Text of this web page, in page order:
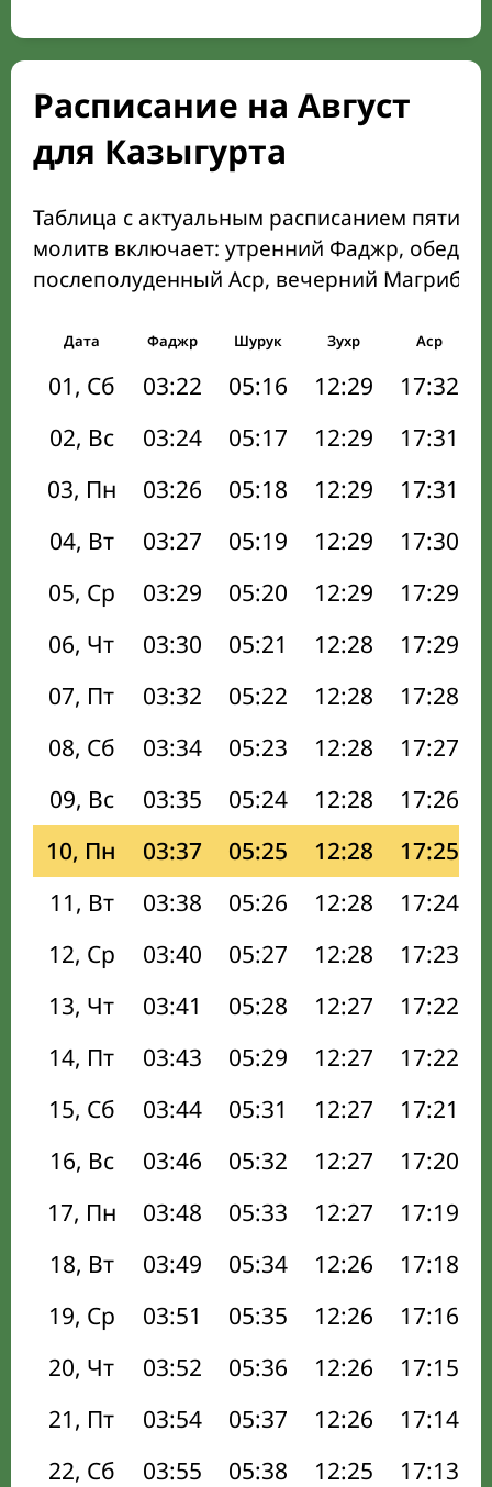
Расписание на Август
для Казыгурта
Таблица с актуальным расписанием пяти
молитв включает: утренний Фаджр,
послеполуденный Аср, вечерний Магриб
Дата Фаджр Шурук Зухр Аср
01, Сб 03:22 05:16 12:29 17:32
02, Вс
03:24 05:17 12:29 17:31
03, Пн
03:26 05:18 12:29 17:31
04, Вт
03:27 05:19 12:29 17:30
05, Ср
03:29 05:20 12:29 17:29
06, Чт
03:30 05:21 12:28 17:29
07, Пт
03:32 05:22 12:28 17:28
08, Сб
03:34 05:23 12:28 17:27
09, Вс
03:35 05:24 12:28 17:26
10, Пн
03:37 05:25 12:28 17:25
11, Вт
03:38 05:26 12:28 17:24
12, Ср
03:40 05:27 12:28 17:23
13, Чт
03:41 05:28 12:27 17:22
14, Пт
03:43 05:29 12:27 17:22
15, Сб
03:44 05:31 12:27 17:21
16, Вс
03:46 05:32 12:27 17:20
17, Пн
03:48 05:33 12:27 17:19
18, Вт
03:49 05:34 12:26 17:18
19, Ср
03:51 05:35 12:26 17:16
20, Чт
03:52 05:36 12:26 17:15
21, Пт
03:54 05:37 12:26 17:14
22, Сб
03:55 05:38 12:25 17:13